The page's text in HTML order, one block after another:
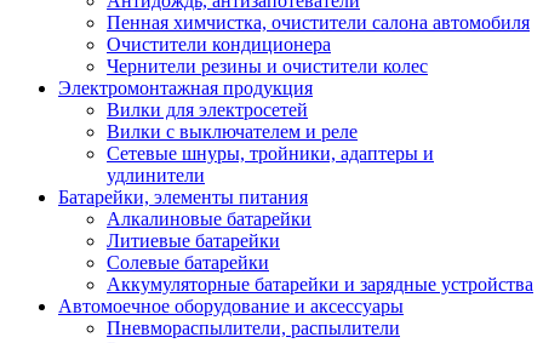
Пенная химчистка, очистители салона автомобиля
Очистители кондиционера
Чернители резины и очистители колес
Электромонтажная продукция
Вилки для электросетей
Вилки с выключателем и реле
Сетевые шнуры, тройники, адаптеры и
удлинители
Батарейки, элементы питания
Алкалиновые батарейки
Литиевые батарейки
Солевые батарейки
Аккумуляторные батарейки и зарядные устройства
Автомоечное оборудование и аксессуары
Пневмораспылители, распылители